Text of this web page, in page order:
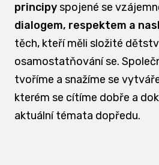
principyspojené se
dialogem, respektem a
těch, kteří měli složité
osamostatňování se.
tvoříme a snažíme se
kterém se cítíme dobře a
aktuální témata dopředu.